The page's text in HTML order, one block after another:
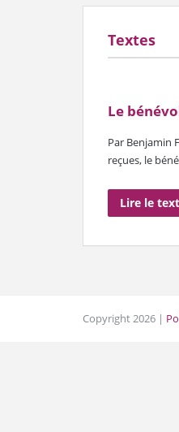
Textes
Le
Par Benjamin
reçues, le
Lire le
Copyright 2026 |